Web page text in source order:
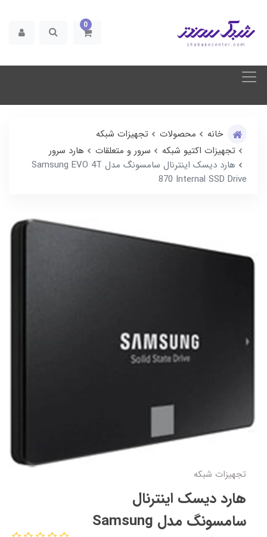
0
خانه محصولات
تجهیزات شبکه
تجهیزات اکتیو شبکه
سرور و متعلقات
هارد سرور
هارد دیسک اینترنال سامسونگ مدل Samsung EVO 4T
870 Internal SSD Drive
تجهیزات شبکه
هارد دیسک اینترنال
سامسونگ مدل Samsung